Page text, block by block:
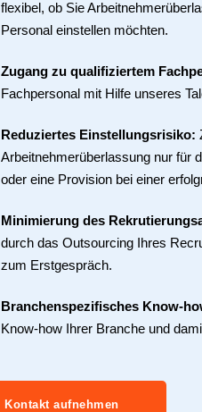
flexibel, ob Sie
Personal einstellen möchten.
Zugang zu qualifiziertem
Fachpersonal mit Hilfe unseres
Reduziertes Einstellungsrisiko:
Arbeitnehmerüberlassung nur für
oder eine Provision bei einer
Minimierung des
durch das Outsourcing Ihres
zum Erstgespräch.
Branchenspezifisches Know-
Know-how Ihrer Branche und
Kontakt aufnehmen